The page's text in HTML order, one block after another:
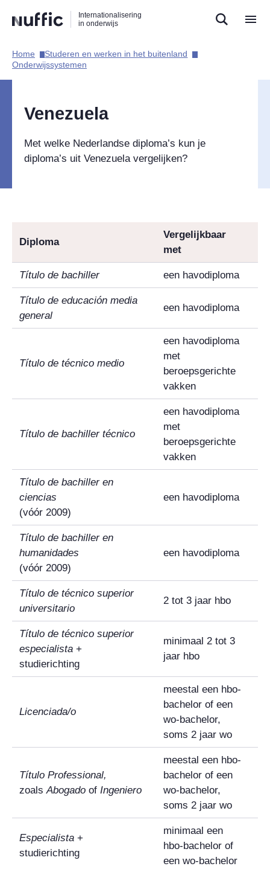
naar
zoekfunctie
naar
hoofdnavigatie
naar
inhoud
Internationalisering
in onderwijs
Hoofdnavigatie
Home​
Studeren en werken in het buitenland​
Onderwijssystemen​
Venezuela
Met welke Nederlandse diploma’s kun je
diploma’s uit Venezuela vergelijken?
Diploma
Vergelijkbaar
met
Título de bachiller een havodiploma
Título de educación media
general
een havodiploma
Título de técnico medio
een havodiploma
met
beroepsgerichte
vakken
Título de bachiller técnico
een havodiploma
met
beroepsgerichte
vakken
Título de bachiller en
ciencias
(vóór 2009)
een havodiploma
Título de bachiller en
humanidades
(vóór 2009)
een havodiploma
Título de técnico superior
universitario
2 tot 3 jaar hbo
Título de técnico superior
especialista +
studierichting
minimaal 2 tot 3
jaar hbo
Licenciada/o
meestal een hbo-
bachelor of een
wo-bachelor,
soms 2 jaar wo
Título Professional,
zoals Abogado of Ingeniero
meestal een hbo-
bachelor of een
wo-bachelor,
soms 2 jaar wo
Especialista +
studierichting
minimaal een
hbo-bachelor of
een wo-bachelor